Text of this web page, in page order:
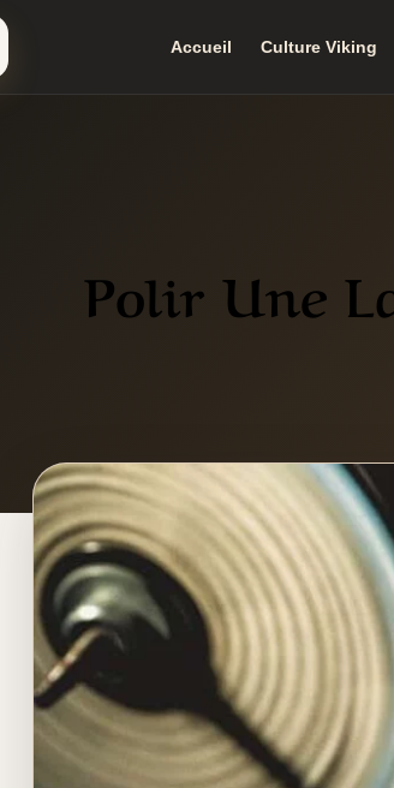
Couteau
Accueil Culture Viking
Polir Une